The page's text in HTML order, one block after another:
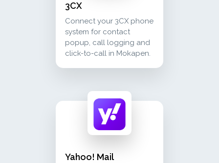
3CX
Connect your 3CX phone
system for contact
popup, call logging and
click-to-call in Mokapen.
yahoo! mail lee y envía correos electrónicos
communication
Yahoo! Mail